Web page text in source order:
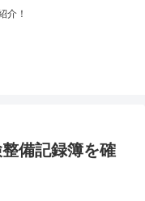
介！
備記録簿を確